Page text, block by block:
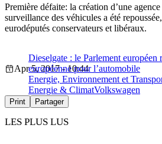
Première défaite: la création d’une
surveillance des véhicules a été
eurodéputés conservateurs et libéraux.
Dieselgate : le Parlement européen
européenne pour l’automobile
Apr 5, 2017 - 10:44
Energie, Environnement et
Energie & ClimatVolkswagen
Print Partager
LES PLUS LUS